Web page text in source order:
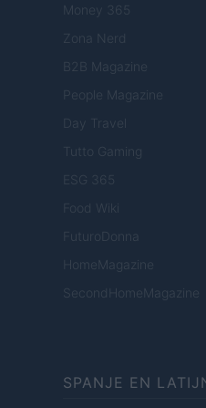
Money 365
Zona Nerd
B2B Magazine
People Magazine
Day Travel
Tutto Gaming
ESG 365
Food Wiki
FuturoDonna
HomeMagazine
SecondHomeMagazine
SPANJE EN